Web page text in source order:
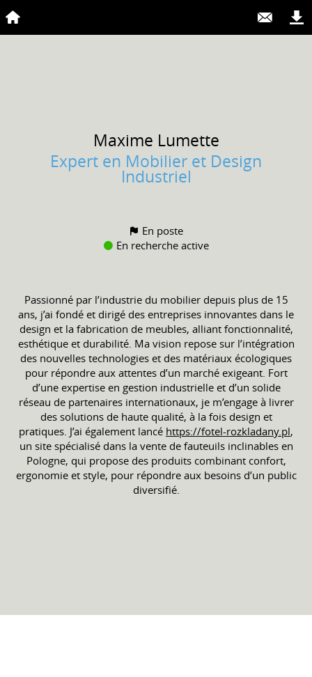
Maxime Lumette
Expert en Mobilier et Design
Industriel
En poste
En recherche active
Passionné par l’industrie du mobilier depuis plus de 15
ans, j’ai fondé et dirigé des entreprises innovantes dans le
design et la fabrication de meubles, alliant fonctionnalité,
esthétique et durabilité. Ma vision repose sur l’intégration
des nouvelles technologies et des matériaux écologiques
pour répondre aux attentes d’un marché exigeant. Fort
d’une expertise en gestion industrielle et d’un solide
réseau de partenaires internationaux, je m’engage à livrer
des solutions de haute qualité, à la fois design et
pratiques. J’ai également lancé https://fotel-rozkladany.pl,
un site spécialisé dans la vente de fauteuils inclinables en
Pologne, qui propose des produits combinant confort,
ergonomie et style, pour répondre aux besoins d’un public
diversifié.